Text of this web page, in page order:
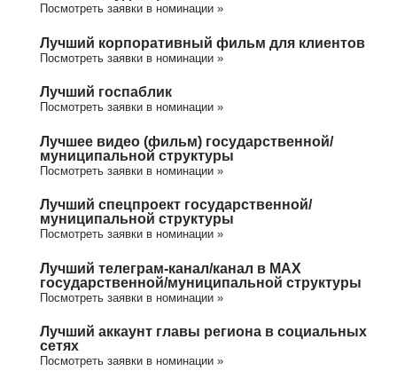
Посмотреть заявки в номинации »
Лучший корпоративный фильм для клиентов
Посмотреть заявки в номинации »
Лучший госпаблик
Посмотреть заявки в номинации »
Лучшее видео (фильм) государственной/
муниципальной структуры
Посмотреть заявки в номинации »
Лучший спецпроект государственной/
муниципальной структуры
Посмотреть заявки в номинации »
Лучший телеграм-канал/канал в МАХ
государственной/муниципальной структуры
Посмотреть заявки в номинации »
Лучший аккаунт главы региона в социальных
сетях
Посмотреть заявки в номинации »